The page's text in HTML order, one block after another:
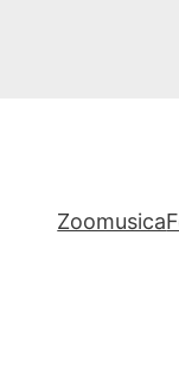
Zoomusica